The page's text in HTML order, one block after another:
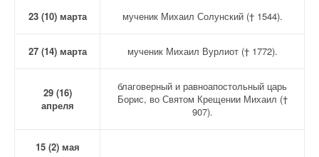
23 (10) марта мученик Михаил Солунский († 1544).
27 (14) марта мученик Михаил Вурлиот († 1772).
29 (16)
апреля
благоверный и равноапостольный царь
Борис, во Святом Крещении Михаил (†
907).
15 (2) мая